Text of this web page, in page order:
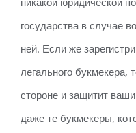
государства в случае
ней. Если же
легального букмекера,
стороне и защитит
даже те букмекеры,